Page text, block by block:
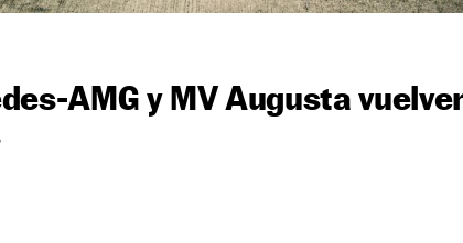
AMG y MV Augusta